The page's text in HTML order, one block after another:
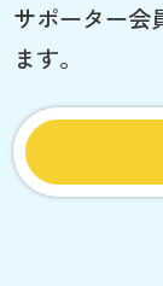
サポーター会
ます。